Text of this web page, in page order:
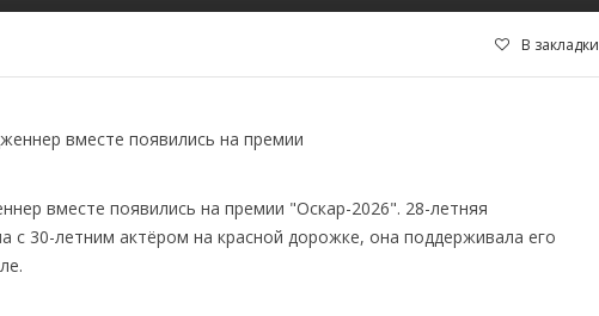
В закладки
вместе появились на премии "Оскар-2026". 28-летняя
с 30-летним актёром на красной дорожке, она поддерживала его